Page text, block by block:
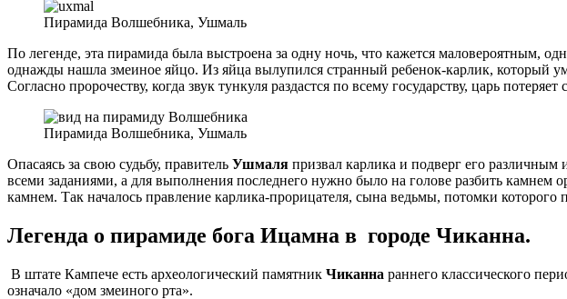
Пирамида Волшебника, Ушмаль
По легенде, эта пирамида была выстроена за одну ночь, что кажется маловероятным,
однажды нашла змеиное яйцо. Из яйца вылупился странный ребенок-карлик, который
Согласно пророчеству, когда звук тункуля раздастся по всему государству, царь
Пирамида Волшебника, Ушмаль
Опасаясь за свою судьбу, правитель Ушмаля призвал карлика и подверг его
всеми заданиями, а для выполнения последнего нужно было на голове разбить
камнем. Так началось правление карлика-прорицателя, сына ведьмы, потомки которого
Легенда о пирамиде бога Ицамна в городе Чиканна.
В штате Кампече есть археологический памятник Чиканна раннего классического
означало «дом змеиного рта».